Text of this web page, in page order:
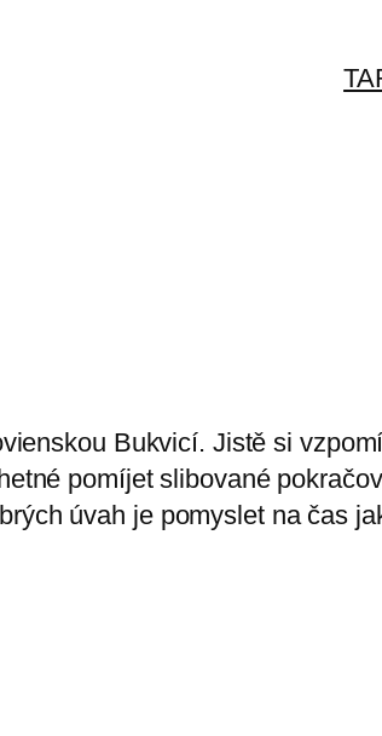
Bukvicí. Jistě si
pomíjet slibované
úvah je pomyslet na čas